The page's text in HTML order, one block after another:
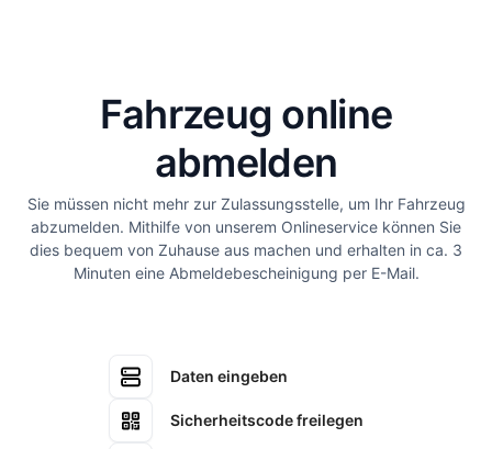
Fahrzeug online
abmelden
Sie müssen nicht mehr zur Zulassungsstelle, um Ihr Fahrzeug
abzumelden. Mithilfe von unserem Onlineservice können Sie
dies bequem von Zuhause aus machen und erhalten in ca. 3
Minuten eine Abmeldebescheinigung per E-Mail.
Daten eingeben
Sicherheitscode freilegen